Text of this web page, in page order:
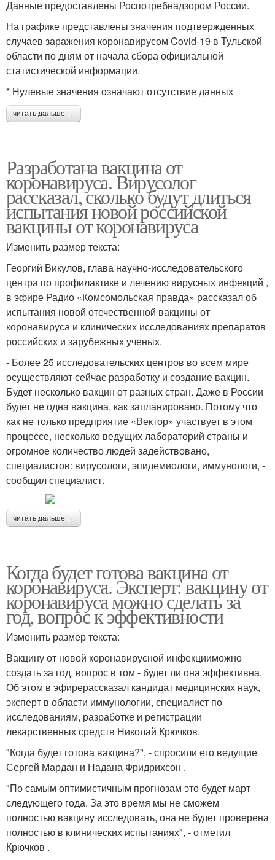
Данные предоставлены Роспотребнадзором России.
На графике представлены значения подтвержденных
случаев заражения коронавирусом Covid-19 в Тульской
области по дням от начала сбора официальной
статистической информации.
* Нулевые значения означают отсутствие данных
читать дальше →
Разработана вакцина от
коронавируса. Вирусолог
рассказал, сколько будут длиться
испытания новой российской
вакцины от коронавируса
Изменить размер текста:
Георгий Викулов, глава научно-исследовательского
центра по профилактике и лечению вирусных инфекций ,
в эфире Радио «Комсомольская правда» рассказал об
испытания новой отечественной вакцины от
коронавируса и клинических исследованиях препаратов
российских и зарубежных ученых.
- Более 25 исследовательских центров во всем мире
осуществляют сейчас разработку и создание вакцин.
Будет несколько вакцин от разных стран. Даже в России
будет не одна вакцина, как запланировано. Потому что
как не только предприятие «Вектор» участвует в этом
процессе, несколько ведущих лабораторий страны и
огромное количество людей задействовано,
специалистов: вирусологи, эпидемиологи, иммунологи, -
сообщил специалист.
читать дальше →
Когда будет готова вакцина от
коронавируса. Эксперт: вакцину от
коронавируса можно сделать за
год, вопрос к эффективности
Изменить размер текста:
Вакцину от новой коронавирусной инфекцииможно
создать за год, вопрос в том - будет ли она эффективна.
Об этом в эфирерассказал кандидат медицинских наук,
эксперт в области иммунологии, специалист по
исследованиям, разработке и регистрации
лекарственных средств Николай Крючков.
"Когда будет готова вакцина?", - спросили его ведущие
Сергей Мардан и Надана Фридрихсон .
"По самым оптимистичным прогнозам это будет март
следующего года. За это время мы не сможем
полностью вакцину исследовать, она не будет проверена
полностью в клинических испытаниях", - отметил
Крючков .